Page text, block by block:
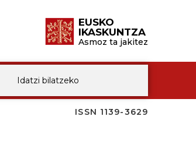
EUSKO
IKASKUNTZA
Asmoz ta jakitez
ISSN 1139-3629